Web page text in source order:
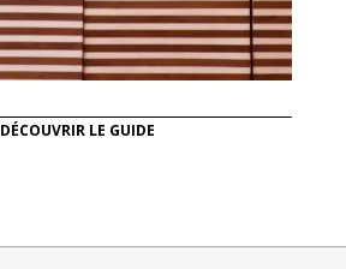
DÉCOUVRIR LE GUIDE